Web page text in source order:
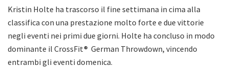
Kristin Holte ha trascorso il fine settimana in cima alla
classifica con una prestazione molto forte e due vittorie
negli eventi nei primi due giorni. Holte ha concluso in modo
dominante il CrossFit® German Throwdown, vincendo
entrambi gli eventi domenica.